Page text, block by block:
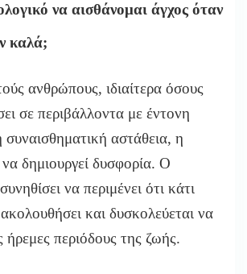
να αισθάνομαι άγχος όταν
καλά;
ανθρώπους, ιδιαίτερα όσους
σε περιβάλλοντα με έντονη
συναισθηματική αστάθεια, η
δημιουργεί δυσφορία. Ο
να περιμένει ότι κάτι
και δυσκολεύεται να
ήρεμες περιόδους της ζωής.